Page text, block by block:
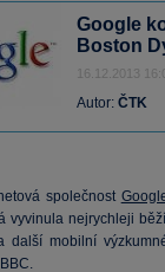
Google
Boston
16.12.2013
Autor: ČTK
společnost
vyvinula nejrychleji
další mobilní